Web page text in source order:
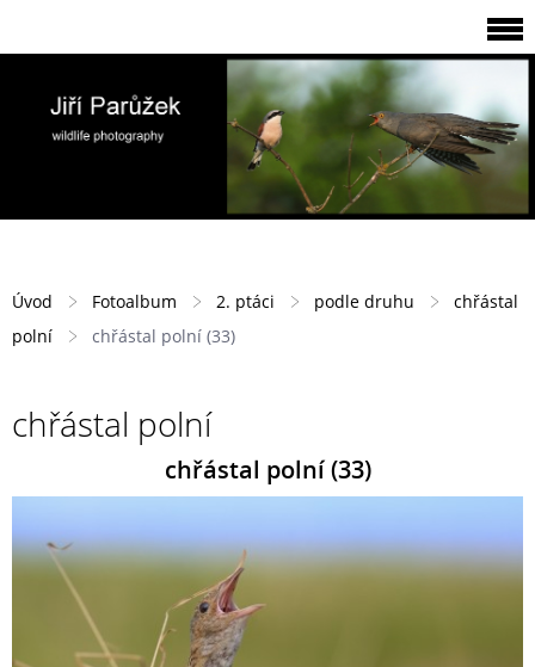
Úvod Fotoalbum 2. ptáci podle druhu
chřástal
polní
chřástal polní (33)
chřástal polní
chřástal polní (33)